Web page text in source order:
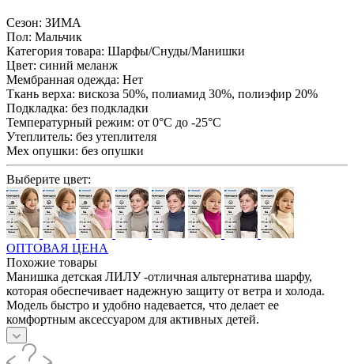
Сезон: ЗИМА
Пол: Мальчик
Категория товара: Шарфы/Снуды/Манишки
Цвет: синий меланж
Мембранная одежда: Нет
Ткань верха: вискоза 50%, полиамид 30%, полиэфир 20%
Подкладка: без подкладки
Температурный режим: от 0°С до -25°С
Утеплитель: без утеплителя
Мех опушки: без опушки
Выберите цвет:
ОПТОВАЯ ЦЕНА
Похожие товары
Манишка детская ЛИЛУ -отличная альтернатива шарфу,
которая обеспечивает надежную защиту от ветра и холода.
Модель быстро и удобно надевается, что делает ее
комфортным аксессуаром для активных детей.